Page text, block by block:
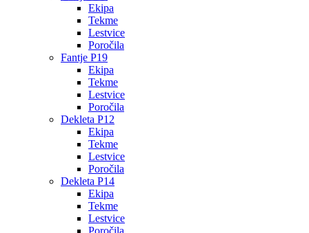
Ekipa
Tekme
Lestvice
Poročila
Fantje P19
Ekipa
Tekme
Lestvice
Poročila
Dekleta P12
Ekipa
Tekme
Lestvice
Poročila
Dekleta P14
Ekipa
Tekme
Lestvice
Poročila